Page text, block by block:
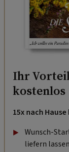
Ihr
kostenlos
15x nach
Wunsch-
liefern lassen